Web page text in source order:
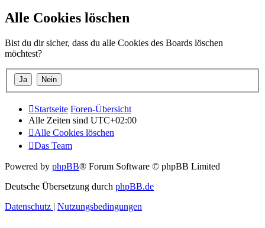
Alle Cookies löschen
Bist du dir sicher, dass du alle Cookies des Boards löschen
möchtest?
Startseite Foren-Übersicht
Alle Zeiten sind UTC+02:00
Alle Cookies löschen
Das Team
Powered by phpBB® Forum Software © phpBB Limited
Deutsche Übersetzung durch phpBB.de
Datenschutz | Nutzungsbedingungen